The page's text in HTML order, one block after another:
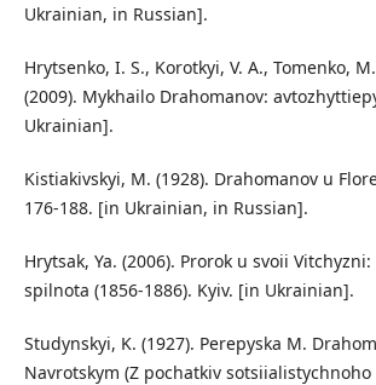
Ukrainian, in Russian].
Hrytsenko, I. S., Korotkyi, V. A., Tomenko,
(2009). Mykhailo Drahomanov:
Ukrainian].
Kistiakivskyi, M. (1928). Drahomanov u
176-188. [in Ukrainian, in Russian].
Hrytsak, Ya. (2006). Prorok u svoii
spilnota (1856-1886). Kyiv. [in Ukrainian].
Studynskyi, K. (1927). Perepyska M.
Navrotskym (Z pochatkiv